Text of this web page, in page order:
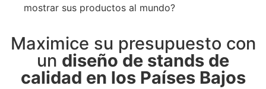
mostrar sus productos al mundo?
Maximice su presupuesto con
un diseño de stands de
calidad en los Países Bajos